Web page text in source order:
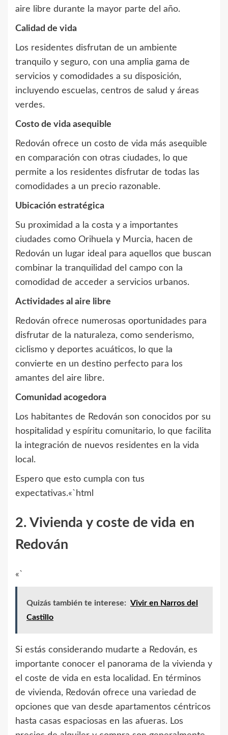
aire libre durante la mayor parte del año.
Calidad de vida
Los residentes disfrutan de un ambiente
tranquilo y seguro, con una amplia gama de
servicios y comodidades a su disposición,
incluyendo escuelas, centros de salud y áreas
verdes.
Costo de vida asequible
Redován ofrece un costo de vida más asequible
en comparación con otras ciudades, lo que
permite a los residentes disfrutar de todas las
comodidades a un precio razonable.
Ubicación estratégica
Su proximidad a la costa y a importantes
ciudades como Orihuela y Murcia, hacen de
Redován un lugar ideal para aquellos que buscan
combinar la tranquilidad del campo con la
comodidad de acceder a servicios urbanos.
Actividades al aire libre
Redován ofrece numerosas oportunidades para
disfrutar de la naturaleza, como senderismo,
ciclismo y deportes acuáticos, lo que la
convierte en un destino perfecto para los
amantes del aire libre.
Comunidad acogedora
Los habitantes de Redován son conocidos por su
hospitalidad y espíritu comunitario, lo que facilita
la integración de nuevos residentes en la vida
local.
Espero que esto cumpla con tus
expectativas.«`html
2. Vivienda y coste de vida en
Redován
«`
Quizás también te interese: Vivir en Narros del
Castillo
Si estás considerando mudarte a Redován, es
importante conocer el panorama de la vivienda y
el coste de vida en esta localidad. En términos
de vivienda, Redován ofrece una variedad de
opciones que van desde apartamentos céntricos
hasta casas espaciosas en las afueras. Los